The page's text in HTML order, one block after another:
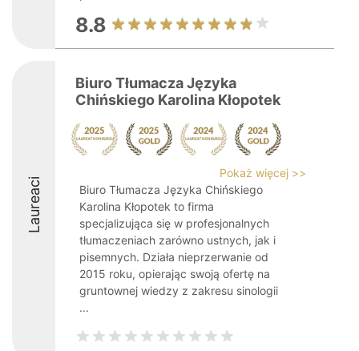
8.8
Laureaci
Biuro Tłumacza Języka
Chińskiego Karolina Kłopotek
Pokaż więcej >>
Biuro Tłumacza Języka Chińskiego
Karolina Kłopotek to firma
specjalizująca się w profesjonalnych
tłumaczeniach zarówno ustnych, jak i
pisemnych. Działa nieprzerwanie od
2015 roku, opierając swoją ofertę na
gruntownej wiedzy z zakresu sinologii
...